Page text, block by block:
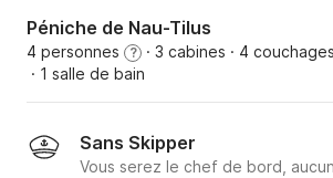
Péniche de Nau-Tilus
4 personnes ? · 3 cabines · 4 couchages
· 1 salle de bain
Sans Skipper
Vous serez le chef de bord,